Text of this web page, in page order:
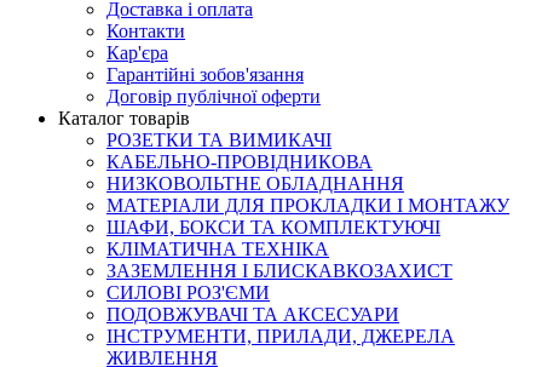
Доставка і оплата
Контакти
Кар'єра
Гарантійні зобов'язання
Договір публічної оферти
Каталог товарів
РОЗЕТКИ ТА ВИМИКАЧІ
КАБЕЛЬНО-ПРОВІДНИКОВА
НИЗКОВОЛЬТНЕ ОБЛАДНАННЯ
МАТЕРІАЛИ ДЛЯ ПРОКЛАДКИ І МОНТАЖУ
ШАФИ, БОКСИ ТА КОМПЛЕКТУЮЧІ
КЛІМАТИЧНА ТЕХНІКА
ЗАЗЕМЛЕННЯ І БЛИСКАВКОЗАХИСТ
СИЛОВІ РОЗ'ЄМИ
ПОДОВЖУВАЧІ ТА АКСЕСУАРИ
ІНСТРУМЕНТИ, ПРИЛАДИ, ДЖЕРЕЛА
ЖИВЛЕННЯ